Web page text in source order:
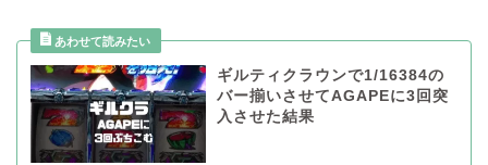
ギルティクラウンで1/16384の
バー揃いさせてAGAPEに3回突
入させた結果